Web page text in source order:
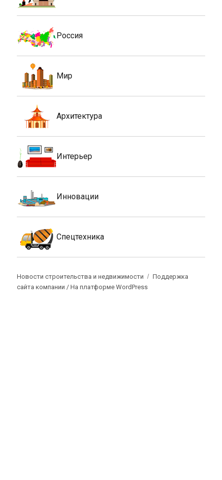
Россия
Мир
Архитектура
Интерьер
Инновации
Спецтехника
Новости строительства и недвижимости
Поддержка
сайта компании /На платформе WordPress